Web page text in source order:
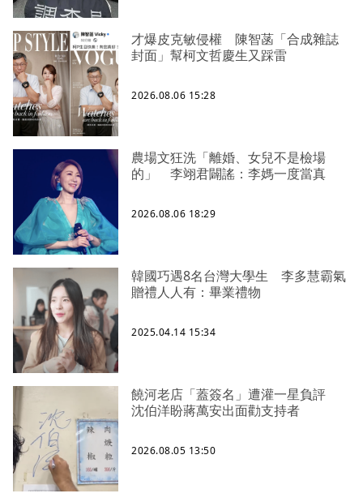
才爆皮克敏侵權 陳智菡「合成雜誌
封面」幫柯文哲慶生又踩雷
2026.08.06 15:28
農場文狂洗「離婚、女兒不是檢場
的」 李翊君闢謠：李媽一度當真
2026.08.06 18:29
韓國巧遇8名台灣大學生 李多慧霸氣
贈禮人人有：畢業禮物
2025.04.14 15:34
饒河老店「蓋簽名」遭灌一星負評
沈伯洋盼蔣萬安出面勸支持者
2026.08.05 13:50